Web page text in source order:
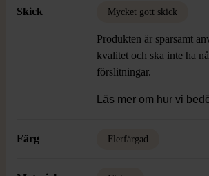
Skick Mycket gott skick
Produkten är sparsamt
kvalitet och ska inte ha
förslitningar.
Läs mer om hur vi
Färg Flerfärgad